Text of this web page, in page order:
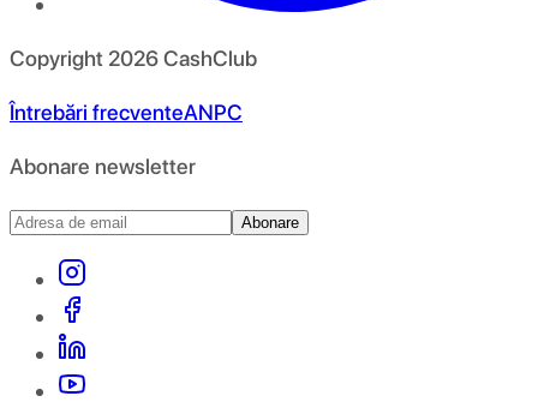
Copyright 2026CashClub
Întrebări frecventeANPC
Abonare newsletter
Abonare